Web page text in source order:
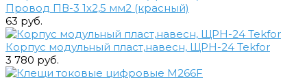
Провод ПВ-3 1х2,5 мм2 (красный)
63 руб.
Корпус модульный пласт,навесн, ЩРН-24 Tekfor
3 780 руб.